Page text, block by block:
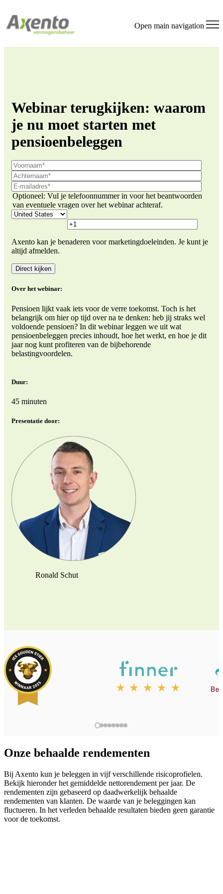
Open main navigation
Webinar terugkijken: waarom
je nu moet starten met
pensioenbeleggen
Optioneel: Vul je telefoonnummer in voor het beantwoorden
van eventuele vragen over het webinar achteraf.
Axento kan je benaderen voor marketingdoeleinden. Je kunt je
altijd afmelden.
Over het webinar:
Pensioen lijkt vaak iets voor de verre toekomst. Toch is het
belangrijk om hier op tijd over na te denken: heb jij straks wel
voldoende pensioen? In dit webinar leggen we uit wat
pensioenbeleggen precies inhoudt, hoe het werkt, en hoe je dit
jaar nog kunt profiteren van de bijbehorende
belastingvoordelen.
Duur:
45 minuten
Presentatie door:
Ronald Schut
Onze behaalde rendementen
Bij Axento kun je beleggen in vijf verschillende risicoprofielen.
Bekijk hieronder het gemiddelde nettorendement per jaar. De
rendementen zijn gebaseerd op daadwerkelijk behaalde
rendementen van klanten. De waarde van je beleggingen kan
fluctueren. In het verleden behaalde resultaten bieden geen garantie
voor de toekomst.